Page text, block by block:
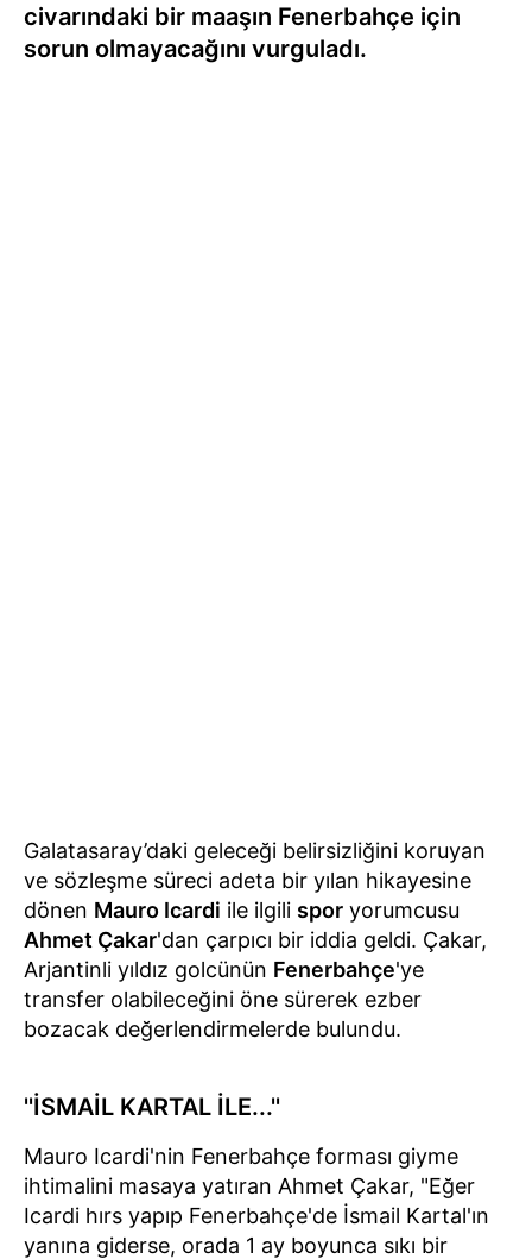
civarındaki bir maaşın Fenerbahçe için
sorun olmayacağını vurguladı.
Galatasaray’daki geleceği belirsizliğini koruyan
ve sözleşme süreci adeta bir yılan hikayesine
dönen Mauro Icardi ile ilgili spor yorumcusu
Ahmet Çakar'dan çarpıcı bir iddia geldi. Çakar,
Arjantinli yıldız golcünün Fenerbahçe'ye
transfer olabileceğini öne sürerek ezber
bozacak değerlendirmelerde bulundu.
''İSMAİL KARTAL İLE...''
Mauro Icardi'nin Fenerbahçe forması giyme
ihtimalini masaya yatıran Ahmet Çakar, "Eğer
Icardi hırs yapıp Fenerbahçe'de İsmail Kartal'ın
yanına giderse, orada 1 ay boyunca sıkı bir